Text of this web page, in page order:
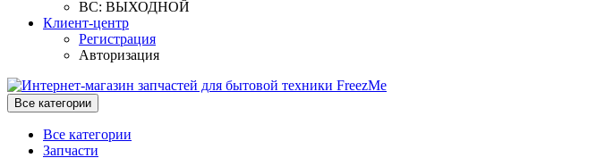
ВС: ВЫХОДНОЙ
Клиент-центр
Регистрация
Авторизация
Все категории
Все категории
Запчасти